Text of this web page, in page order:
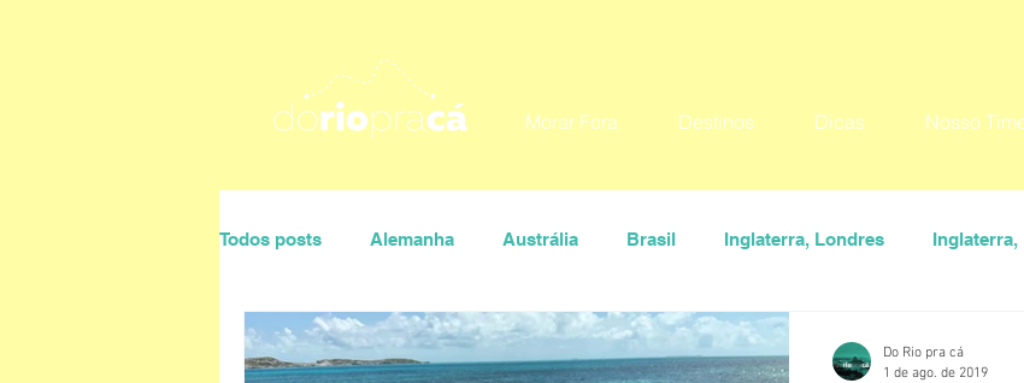
Morar Fora Destinos Dicas Nosso
Todos posts Alemanha Austrália Brasil Inglaterra, Londres
Portugal Rio de Janeiro USA Destinos
Do Rio pra cá
1 de ago. de 2019